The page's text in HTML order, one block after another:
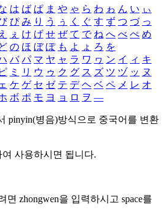
は ば ぱ ま や ゃ ら わ ゎ ん い ぃ
ぴ み り う ぅ く ぐ す ず つ づ っ
え ぇ け げ せ ぜ て で ね へ べ ぺ め
の ほ ぼ ぽ も よ ょ ろ を
バ パ マ ヤ ャ ラ ワ ヮ ン イ ィ キ
ピ ミ リ ウ ゥ ク グ ス ズ ツ ヅ ッ ヌ
ケ ゲ セ ゼ テ デ ヘ ベ ペ メ レ オ
ボ ポ モ ヨ ョ ロ ヲ ―
pinyin(병음)방식으로 중국어를 변환
사용하시면 됩니다.
면 zhongwen을 입력하시고 space를